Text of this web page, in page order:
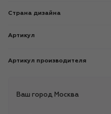
Страна дизайна
Артикул
Артикул производителя
Ваш город Москва